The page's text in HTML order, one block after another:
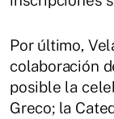
Por último,
colaboración
posible la
Greco; la